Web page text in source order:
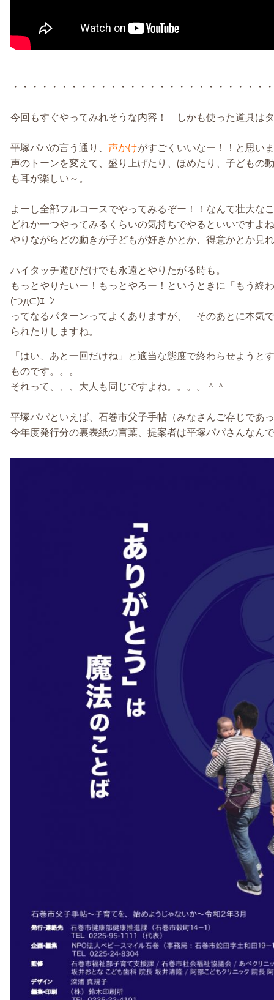
・・・・・・・・・・・・・・・・・・・・・・・・・・
今回もすぐやってみれそうな内容！ しかも使った道具
平塚パパの言う通り、 声かけがすごくいいなー！！と思い
声のトーンを変えて、盛り上げたり、ほめたり、子どもの
も耳が楽しい～。
よーし全部フルコースでやってみるぞー！！なんて壮大な
どれか一つやってみるくらいの気持ちでやるといいですよ
やりながらどの動きが子どもが好きかとか、得意かとか見
ハイタッチ遊びだけでも永遠とやりたがる時も。
もっとやりたいー！もっとやろー！というときに「もう終
(つд⊂)ｴｰﾝ
ってなるパターンってよくありますが、 そのあとに本気
られたりしますね。
「はい、あと一回だけね」と適当な態度で終わらせようと
ものです。。。
それって、、、大人も同じですよね。。。。＾＾
平塚パパといえば、石巻市父子手帖（みなさんご存じであ
今年度発行分の裏表紙の言葉、提案者は平塚パパさんなん